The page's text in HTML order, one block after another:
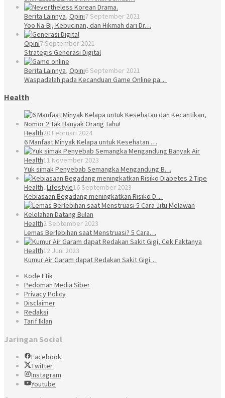
Berita Lainnya, Opini7 September 2021
Yoo Na-Bi, Kebucinan, dan Hikmah dari Dr…
Opini7 September 2021
Strategis Generasi Digital
Berita Lainnya, Opini6 September 2021
Waspadalah pada Kecanduan Game Online pa…
Health
Health20 Februari 2024
6 Manfaat Minyak Kelapa untuk Kesehatan …
Health11 November 2023
Yuk simak Penyebab Semangka Mengandung B…
Health, Lifestyle16 September 2023
Kebiasaan Begadang meningkatkan Risiko D…
Health2 September 2023
Lemas Berlebihan saat Menstruasi? 5 Cara…
Health12 Juni 2023
Kumur Air Garam dapat Redakan Sakit Gigi…
Kode Etik
Pedoman Media Siber
Privacy Policy
Disclaimer
Redaksi
Tarif Iklan
Jaringan Social
Facebook
Twitter
Instagram
Youtube